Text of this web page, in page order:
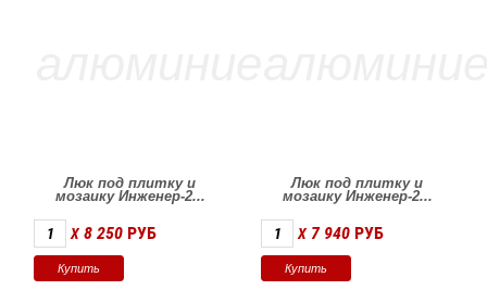
Люк под плитку и
мозаику Инженер-2...
X 8 250 РУБ
Люк под плитку и
мозаику Инженер-2...
X 7 940 РУБ